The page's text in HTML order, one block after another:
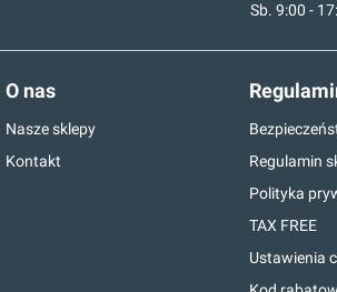
Sb. 9:00 -
O nas
Nasze sklepy
Kontakt
Regulamin
Polityka
TAX FREE
Ustawienia